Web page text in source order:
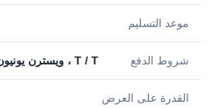
موعد التسليم
شروط الدفع T / T ، ويسترن يونيون ، L / C ، مونيغرام ، باي بال
القدرة على العرض